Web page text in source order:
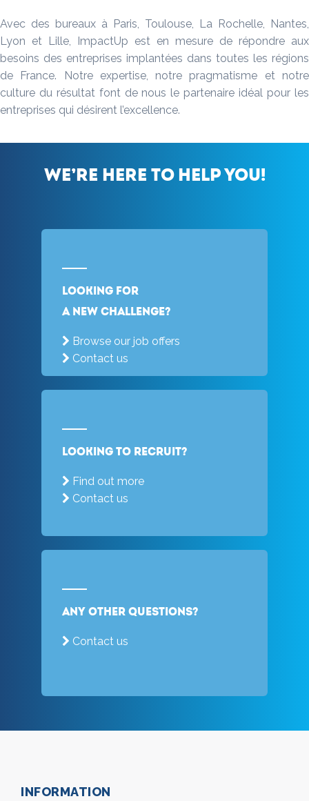
Avec des bureaux à Paris, Toulouse, La Rochelle, Nantes,
Lyon et Lille, ImpactUp est en mesure de répondre aux
besoins des entreprises implantées dans toutes les régions
de France. Notre expertise, notre pragmatisme et notre
culture du résultat font de nous le partenaire idéal pour les
entreprises qui désirent l’excellence.
We’re here to help you!
Looking for
a new challenge?
Browse our job offers
Contact us
Looking to recruit?
Find out more
Contact us
Any other questions?
Contact us
INFORMATION